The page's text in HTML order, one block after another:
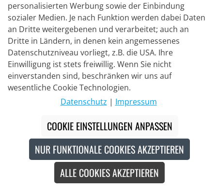
VAUDE
Damen Windjacke Moab II
79,95 € #
Recycled
personalisierten Werbung sowie der Einbindung
sozialer Medien. Je nach Funktion werden dabei Daten
an Dritte weitergebenen und verarbeitet; auch an
Dritte in Ländern, in denen kein angemessenes
Datenschutzniveau vorliegt, z.B. die USA. Ihre
Einwilligung ist stets freiwillig. Wenn Sie nicht
einverstanden sind, beschränken wir uns auf
wesentliche Cookie Technologien.
Datenschutz | Impressum
COOKIE EINSTELLUNGEN ANPASSEN
NUR FUNKTIONALE COOKIES AKZEPTIEREN
ALLE COOKIES AKZEPTIEREN